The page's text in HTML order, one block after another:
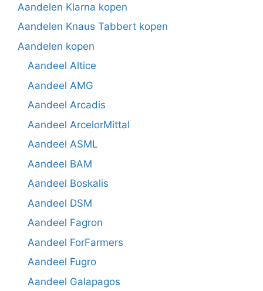
Aandelen Klarna kopen
Aandelen Knaus Tabbert kopen
Aandelen kopen
Aandeel Altice
Aandeel AMG
Aandeel Arcadis
Aandeel ArcelorMittal
Aandeel ASML
Aandeel BAM
Aandeel Boskalis
Aandeel DSM
Aandeel Fagron
Aandeel ForFarmers
Aandeel Fugro
Aandeel Galapagos